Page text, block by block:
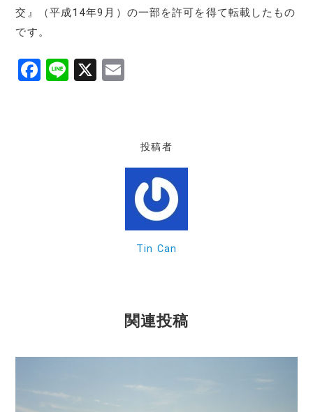
交』（平成14年9月）の一部を許可を得て転載したもの
です。
F
Li X
投稿者
Tin Can
関連投稿